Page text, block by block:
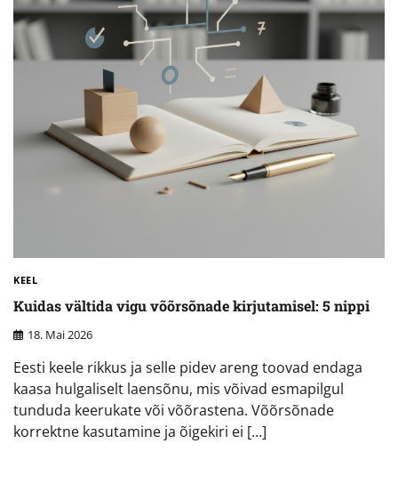
KEEL
Kuidas vältida vigu võõrsõnade kirjutamisel: 5 nippi
18. Mai 2026
Eesti keele rikkus ja selle pidev areng toovad endaga
kaasa hulgaliselt laensõnu, mis võivad esmapilgul
tunduda keerukate või võõrastena. Võõrsõnade
korrektne kasutamine ja õigekiri ei […]